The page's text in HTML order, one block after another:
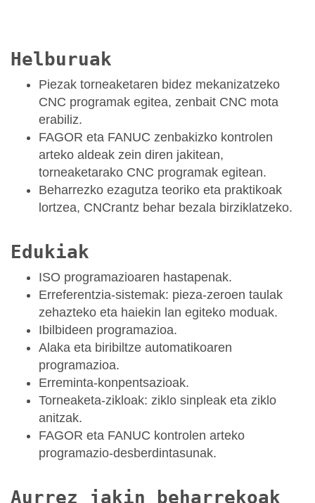
Helburuak
Piezak torneaketaren bidez mekanizatzeko
CNC programak egitea, zenbait CNC mota
erabiliz.
FAGOR eta FANUC zenbakizko kontrolen
arteko aldeak zein diren jakitean,
torneaketarako CNC programak egitean.
Beharrezko ezagutza teoriko eta praktikoak
lortzea, CNCrantz behar bezala birziklatzeko.
Edukiak
ISO programazioaren hastapenak.
Erreferentzia-sistemak: pieza-zeroen taulak
zehazteko eta haiekin lan egiteko moduak.
Ibilbideen programazioa.
Alaka eta biribiltze automatikoaren
programazioa.
Erreminta-konpentsazioak.
Torneaketa-zikloak: ziklo sinpleak eta ziklo
anitzak.
FAGOR eta FANUC kontrolen arteko
programazio-desberdintasunak.
Aurrez jakin beharrekoak